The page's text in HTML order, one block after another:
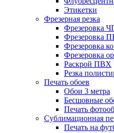
Этикетки
Фрезерная резка
Фрезеровка
Фрезеровка
Фрезеровка
Фрезеровка
Раскрой ПВХ
Резка
Печать обоев
Обои 3 метра
Бесшовные
Печать
Сублимационная
Печать на